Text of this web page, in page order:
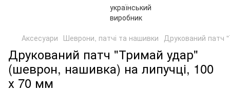
Аксесуари Шеврони, патчі та нашивки Друкований патч
Друкований патч "Тримай удар"
(шеврон, нашивка) на липучці, 100
х 70 мм